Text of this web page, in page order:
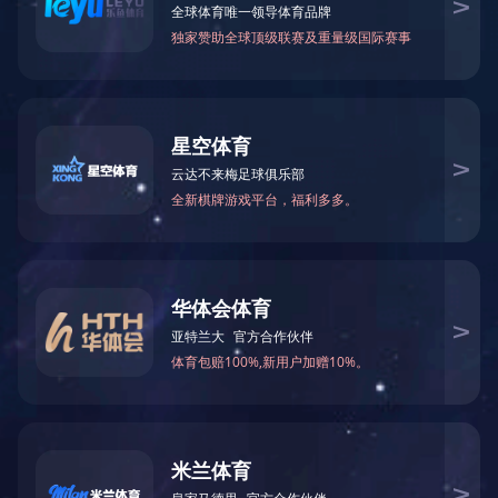
销售热线：186 8875 7638 熊总监
公司邮箱：info@yl007.com
公司地址：深圳市宝安区石岩街道建兴路海谷科技大厦T4栋7楼
Copyright© 1998-2025 华体会官方端网站登录入口-华体会（中国）